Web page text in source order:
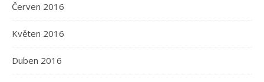
Červen 2016
Květen 2016
Duben 2016